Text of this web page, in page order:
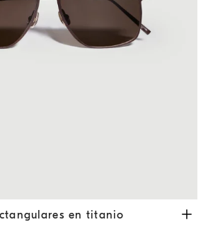
en titanio Marrón
en titanio